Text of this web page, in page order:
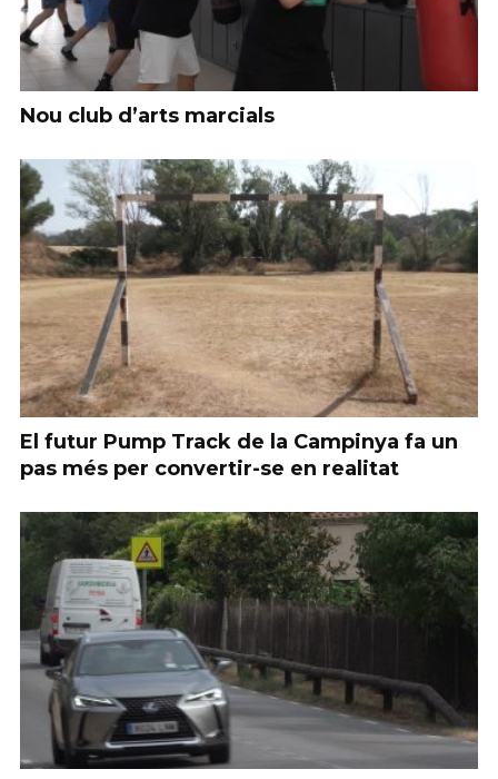
Nou club d’arts marcials
El futur Pump Track de la Campinya fa un
pas més per convertir-se en realitat